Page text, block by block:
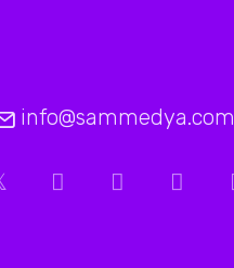
info@sammedya.com